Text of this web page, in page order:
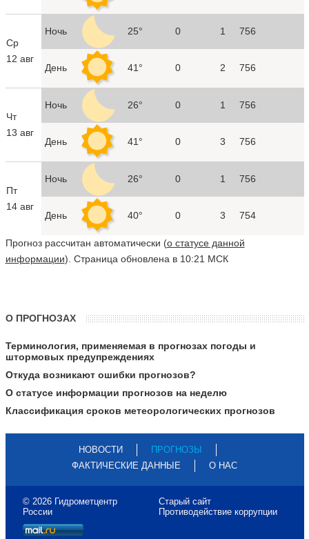
Ср
12 авг
Ночь 25° 0 1 756
День 41° 0 2 756
Чт
13 авг
Ночь 26° 0 1 756
День 41° 0 3 756
Пт
14 авг
Ночь 26° 0 1 756
День 40° 0 3 754
Прогноз рассчитан автоматически (о статусе данной
информации). Страница обновлена в 10:21 МСК
О ПРОГНОЗАХ
Терминология, применяемая в прогнозах погоды и
штормовых предупреждениях
Откуда возникают ошибки прогнозов?
О статусе информации прогнозов на неделю
Классификация сроков метеорологических прогнозов
НОВОСТИ
ПРОГНОЗЫ
ФАКТИЧЕСКИЕ ДАННЫЕ
О НАС
© 2026 Гидрометцентр
России
Старый сайт
Противодействие коррупции